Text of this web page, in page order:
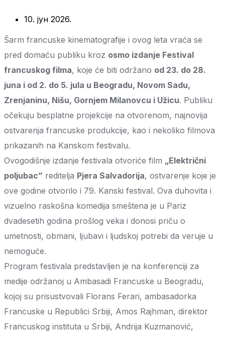
10. јун 2026.
Šarm francuske kinematografije i ovog leta vraća se
pred domaću publiku kroz osmo izdanje Festival
francuskog filma, koje će biti održano od 23. do 28.
juna i od 2. do 5. jula u Beogradu, Novom Sadu,
Zrenjaninu, Nišu, Gornjem Milanovcu i Užicu. Publiku
očekuju besplatne projekcije na otvorenom, najnovija
ostvarenja francuske produkcije, kao i nekoliko filmova
prikazanih na Kanskom festivalu.
Ovogodišnje izdanje festivala otvoriće film „Električni
poljubac” reditelja Pjera Salvadorija, ostvarenje koje je
ove godine otvorilo i 79. Kanski festival. Ova duhovita i
vizuelno raskošna komedija smeštena je u Pariz
dvadesetih godina prošlog veka i donosi priču o
umetnosti, obmani, ljubavi i ljudskoj potrebi da veruje u
nemoguće.
Program festivala predstavljen je na konferenciji za
medije održanoj u Ambasadi Francuske u Beogradu,
kojoj su prisustvovali Florans Ferari, ambasadorka
Francuske u Republici Srbiji, Amos Rajhman, direktor
Francuskog instituta u Srbiji, Andrija Kuzmanović,